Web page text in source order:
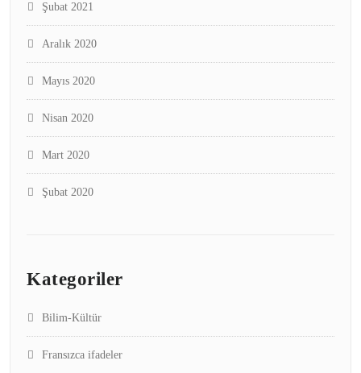
Şubat 2021
Aralık 2020
Mayıs 2020
Nisan 2020
Mart 2020
Şubat 2020
Kategoriler
Bilim-Kültür
Fransızca ifadeler